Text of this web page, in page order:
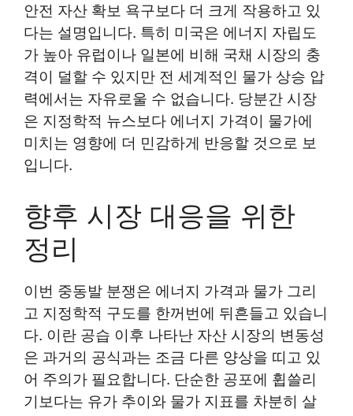
안전 자산 확보 욕구보다 더 크게 작용하고 있
다는 설명입니다. 특히 미국은 에너지 자립도
가 높아 유럽이나 일본에 비해 국채 시장의 충
격이 덜할 수 있지만 전 세계적인 물가 상승 압
력에서는 자유로울 수 없습니다. 당분간 시장
은 지정학적 뉴스보다 에너지 가격이 물가에
미치는 영향에 더 민감하게 반응할 것으로 보
입니다.
향후 시장 대응을 위한
정리
이번 중동발 분쟁은 에너지 가격과 물가 그리
고 지정학적 구도를 한꺼번에 뒤흔들고 있습니
다. 이란 공습 이후 나타난 자산 시장의 변동성
은 과거의 공식과는 조금 다른 양상을 띠고 있
어 주의가 필요합니다. 단순한 공포에 휩쓸리
기보다는 유가 추이와 물가 지표를 차분히 살